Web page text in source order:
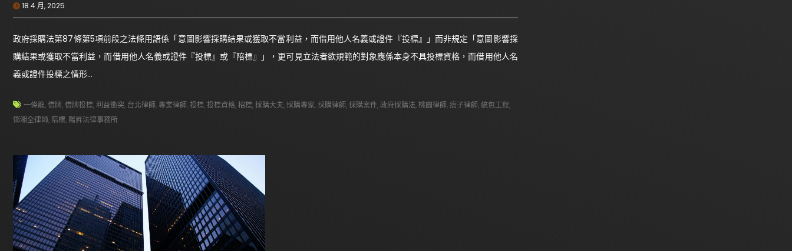
18 4 月, 2025
政府採購法第87條第5項前段之法條用語係「意圖影響採購結果或獲取不當利益，而借用他人名義或證件『投標』」而非規定「意圖影響採
購結果或獲取不當利益，而借用他人名義或證件『投標』或『陪標』」，更可見立法者欲規範的對象應係本身不具投標資格，而借用他人名
義或證件投標之情形…
一條龍,借牌,借牌投標,利益衝突, 台北律師,專業律師,投標,投標資格,招標,採購大夫,採購專家,採購律師,採購案件,政府採購法,桃園律師,痞子律師,統包工程,
鄧湘全律師, 陪標, 陽昇法律事務所